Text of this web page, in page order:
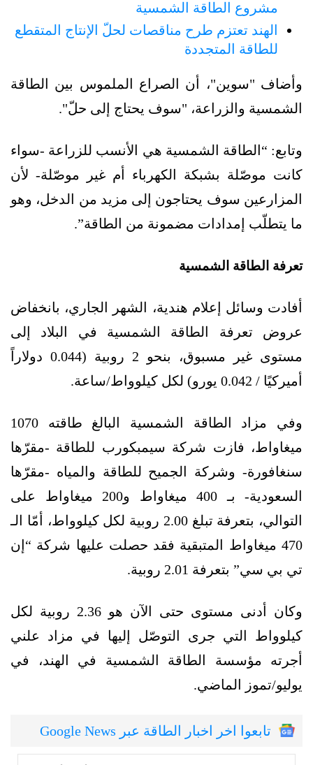
مشروع الطاقة الشمسية
الهند تعتزم طرح مناقصات لحلّ الإنتاج المتقطع
للطاقة المتجددة
وأضاف "سوين"، أن الصراع الملموس بين الطاقة
الشمسية والزراعة، "سوف يحتاج إلى حلّ".
وتابع: “الطاقة الشمسية هي الأنسب للزراعة -سواء
كانت موصّلة بشبكة الكهرباء أم غير موصّلة- لأن
المزارعين سوف يحتاجون إلى مزيد من الدخل، وهو
ما يتطلّب إمدادات مضمونة من الطاقة”.
تعرفة الطاقة الشمسية
أفادت وسائل إعلام هندية، الشهر الجاري، بانخفاض
عروض تعرفة الطاقة الشمسية في البلاد إلى
مستوى غير مسبوق، بنحو 2 روبية (0.044 دولاراً
أميركيًا / 0.042 يورو) لكل كيلوواط/ساعة.
وفي مزاد الطاقة الشمسية البالغ طاقته 1070
ميغاواط، فازت شركة سيمبكورب للطاقة -مقرّها
سنغافورة- وشركة الجميح للطاقة والمياه -مقرّها
السعودية- بـ 400 ميغاواط و200 ميغاواط على
التوالي، بتعرفة تبلغ 2.00 روبية لكل كيلوواط، أمّا الـ
470 ميغاواط المتبقية فقد حصلت عليها شركة “إن
تي بي سي” بتعرفة 2.01 روبية.
وكان أدنى مستوى حتى الآن هو 2.36 روبية لكل
كيلوواط التي جرى التوصّل إليها في مزاد علني
أجرته مؤسسة الطاقة الشمسية في الهند، في
يوليو/تموز الماضي.
تابعوا اخر اخبار الطاقة عبر Google News